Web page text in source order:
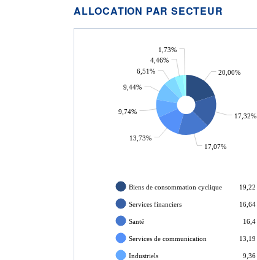
ALLOCATION PAR SECTEUR
20,00%
17,32%
17,07%
13,73%
9,74%
9,44%
6,51%
4,46%
1,73%
Biens de consommation cyclique 19,22
Services financiers 16,64
Santé 16,4
Services de communication 13,19
Industriels 9,36